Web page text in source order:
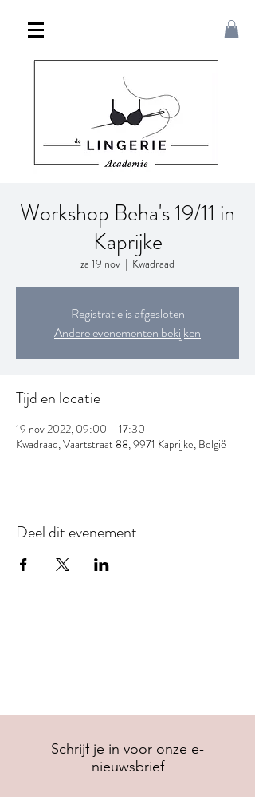
Workshop Beha's 19/11 in
Kaprijke
za 19 nov
  |
Kwadraad
Registratie is afgesloten
Andere evenementen bekijken
Tijd en locatie
19 nov 2022, 09:00 – 17:30
Kwadraad, Vaartstraat 88, 9971 Kaprijke, België
Deel dit evenement
Schrijf je in voor onze e-
nieuwsbrief